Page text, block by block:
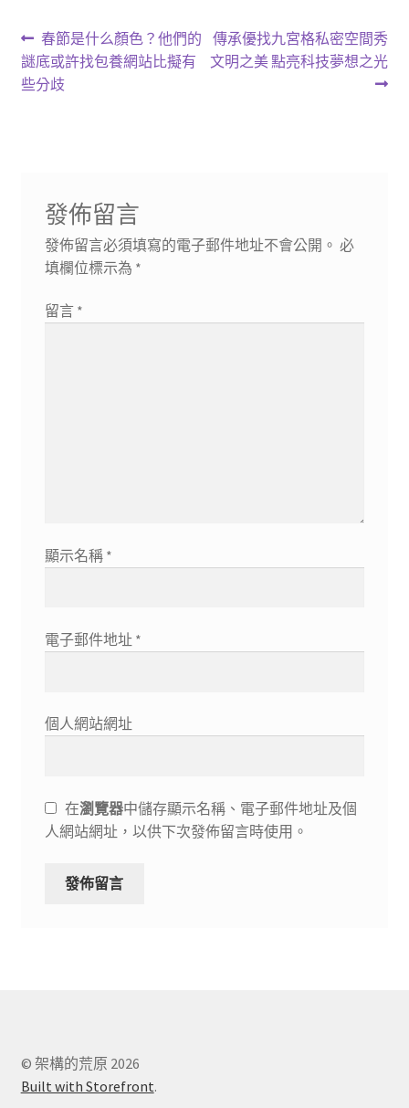
文
章
上
一
篇
春節是什么顏色？他們的
謎底或許找包養網站比擬有
些分歧
下
一
傳承優找九宮格私密空間秀
文明之美 點亮科技夢想之光
發佈留言
發佈留言必須填寫的電子郵件地址不會公開。 必
填欄位標示為 *
留言 *
顯示名稱 *
電子郵件地址 *
個人網站網址
在瀏覽器中儲存顯示名稱、電子郵件地址及個
人網站網址，以供下次發佈留言時使用。
© 架構的荒原 2026
Built with Storefront.